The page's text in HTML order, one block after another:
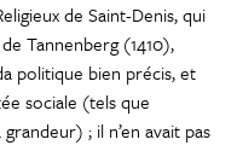
de Saint-Denis, qui
Tannenberg (1410),
politique bien précis, et
sociale (tels que
; il n’en avait pas